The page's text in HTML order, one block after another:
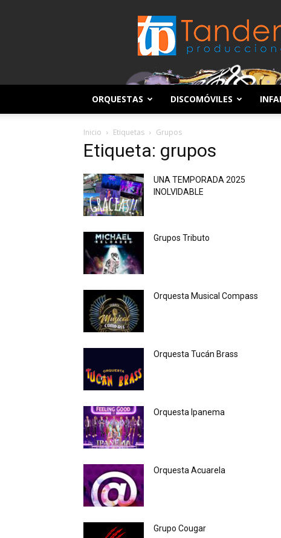
ORQUESTAS DISCOMÓVILES
Inicio Etiquetas Grupos
Etiqueta: grupos
UNA TEMPORADA 2025
INOLVIDABLE
Grupos Tributo
Orquesta Musical Compass
Orquesta Tucán Brass
Orquesta Ipanema
Orquesta Acuarela
Grupo Cougar